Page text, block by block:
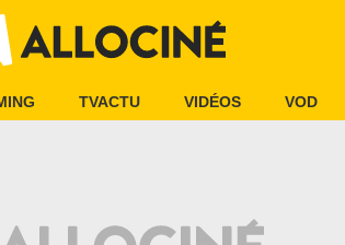
TVACTU VIDÉOS VOD